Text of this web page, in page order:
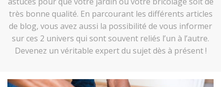
très bonne qualité. En parcourant les différents articles
de blog, vous avez aussi la possibilité de vous informer
sur ces 2 univers qui sont souvent reliés l’un à l’autre.
Devenez un véritable expert du sujet dès à présent !